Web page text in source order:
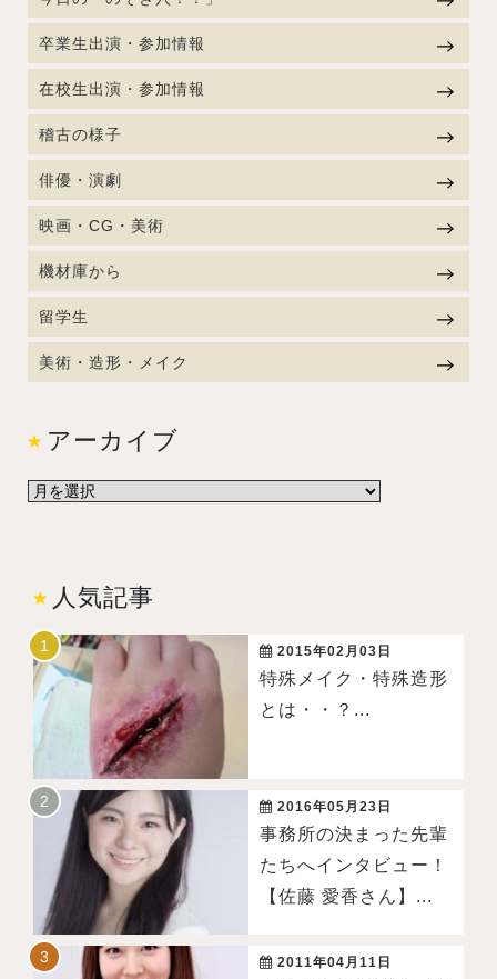
卒業生出演・参加情報
在校生出演・参加情報
稽古の様子
俳優・演劇
映画・CG・美術
機材庫から
留学生
美術・造形・メイク
アーカイブ
人気記事
2015年02月03日
特殊メイク・特殊造形
とは・・？...
2016年05月23日
事務所の決まった先輩
たちへインタビュー！
【佐藤 愛香さん】...
2011年04月11日